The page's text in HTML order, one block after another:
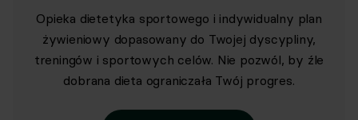
Opieka dietetyka sportowego i indywidualny plan
żywieniowy dopasowany do Twojej dyscypliny,
treningów i sportowych celów. Nie pozwól, by źle
dobrana dieta ograniczała Twój progres.